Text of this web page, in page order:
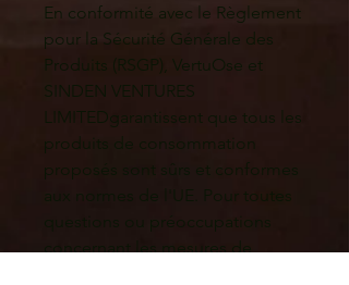
En conformité avec le Règlement
pour la Sécurité Générale des
Produits (RSGP), VertuOse
SINDEN VENTURES
LIMITEDgarantissent que tous les
produits de consommation
proposés sont sûrs et conformes
aux normes de l'UE. Pour toutes
questions ou préoccupations
concernant les mesures de